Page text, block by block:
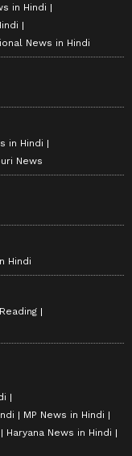
in Hindi
News in Hindi
in Hindi
News
Hindi
MP News in Hindi
Haryana News in Hindi